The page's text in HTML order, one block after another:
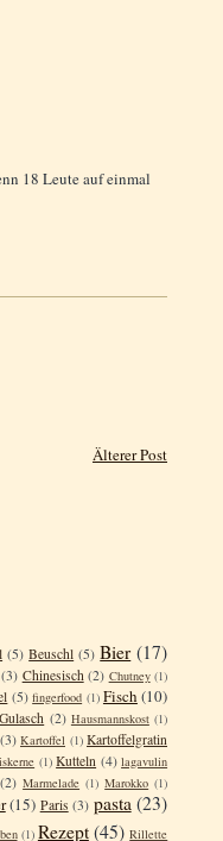
18 Leute auf einmal
Älterer Post
(5) Beuschl (5) Bier (17)
(3) Chinesisch (2) Chutney (1)
(5) fingerfood (1) Fisch (10)
Gulasch (2) Hausmannskost (1)
(3) Kartoffel (1) Kartoffelgratin
(1) Kutteln (4) lagavulin
(2) Marmelade (1) Marokko (1)
(15) Paris (3) pasta (23)
(1) Rezept (45) Rillette